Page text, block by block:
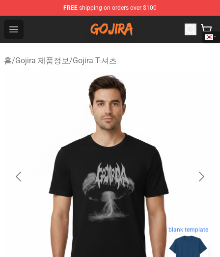
FREE shipping on orders over $100
Open menu
Gojira Shop - Official Gojira Merchandise Store
홈/Gojira 제품정보/Gojira T-셔츠
blank template